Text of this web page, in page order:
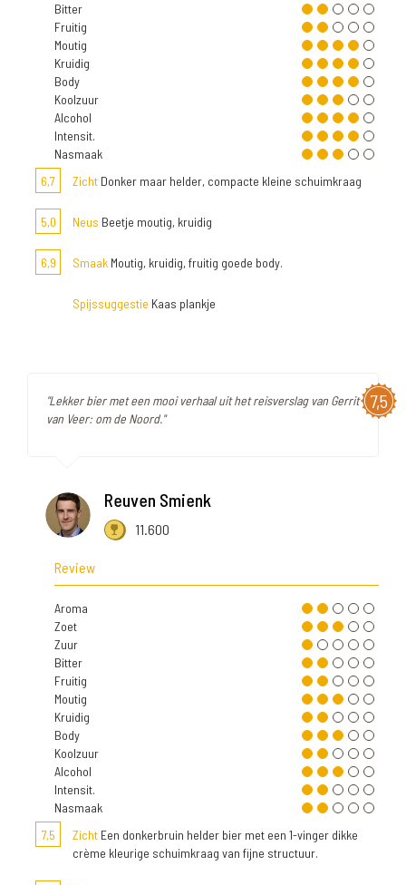
Bitter
Fruitig
Moutig
Kruidig
Body
Koolzuur
Alcohol
Intensit.
Nasmaak
6,7
Zicht Donker maar helder, compacte kleine schuimkraag
5,0 Neus Beetje moutig, kruidig
6,9 Smaak Moutig, kruidig, fruitig goede body.
Spijssuggestie Kaas plankje
7,5
"Lekker bier met een mooi verhaal uit het reisverslag van Gerrit
van Veer: om de Noord."
Reuven Smienk
11.600
Review
Aroma
Zoet
Zuur
Bitter
Fruitig
Moutig
Kruidig
Body
Koolzuur
Alcohol
Intensit.
Nasmaak
7,5
Zicht Een donkerbruin helder bier met een 1-vinger dikke
crème kleurige schuimkraag van fijne structuur.